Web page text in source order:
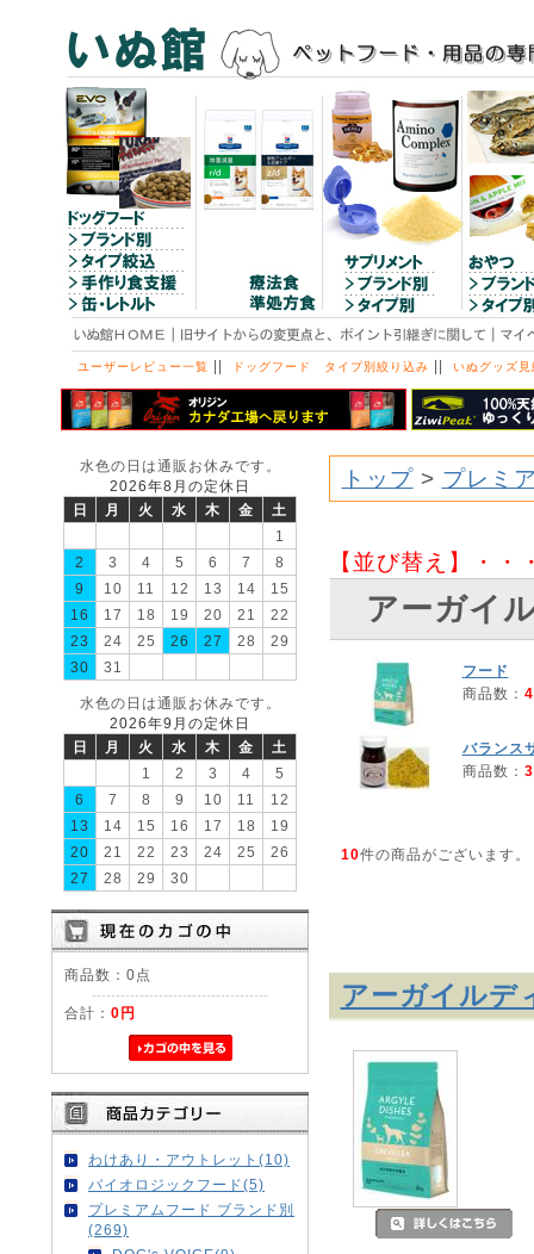
ユーザーレビュー一覧 || ドッグフード タイプ別絞り込み || いぬグッズ見
水色の日は通販お休みです。
2026年8月の定休日
日
月 火 水 木 金
土
1
2
3 4 5 6 7
8
9
10 11 12 13 14
15
16
17 18 19 20 21
22
23
24 25 26 27 28
29
30
31
水色の日は通販お休みです。
2026年9月の定休日
日
月 火 水 木 金
土
1
2 3 4
5
6
7 8 9 10 11
12
13
14 15 16 17 18
19
20
21 22 23 24 25
26
27
28 29 30
商品数：0点
合計： 0円
わけあり・アウトレット(10)
バイオロジックフード(5)
プレミアムフード ブランド別
(269)
トップ> プレミ
【並び替え】・・
アーガイ
フード
商品数： 4
バランス
商品数： 3
10件の商品がございます。
アーガイル